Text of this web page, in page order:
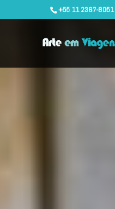
+55 11 2367-8051